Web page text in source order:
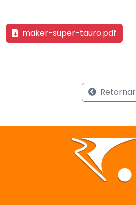
maker-super-tauro.pdf
Retornar